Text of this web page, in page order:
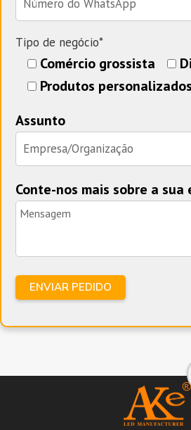
Tipo de negócio*
Comércio grossista
Produtos personalizados
Assunto
Conte-nos mais sobre a sua